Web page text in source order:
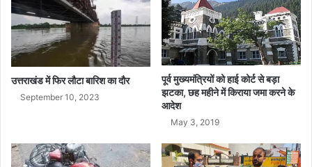
ग
या
था
रो
मां
उत्तराखंड में फिर लौटा बारिश का दौर
September 10, 2023
पूर्व मुख्यमंत्रियों को हाई कोर्ट से बड़ा
झटका, छह महीने में किराया जमा करने के
आदेश
May 3, 2019